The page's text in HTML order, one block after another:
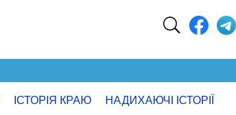
ІСТОРІЯ КРАЮ НАДИХАЮЧІ ІСТОРІЇ